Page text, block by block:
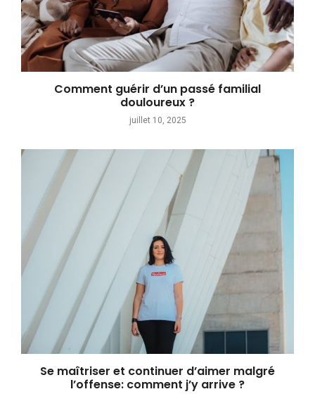
Comment guérir d’un passé familial
douloureux ?
juillet 10, 2025
Se maîtriser et continuer d’aimer malgré
l’offense: comment j’y arrive ?